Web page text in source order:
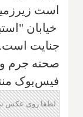
خیابان
جنایت
صحنه جرم و
فیس‌بوک
لطفا روی عکس